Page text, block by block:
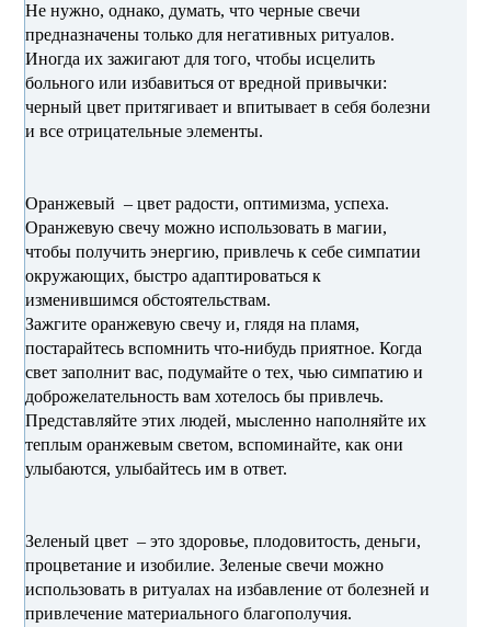
Не нужно, однако, думать, что черные свечи
предназначены только для негативных ритуалов.
Иногда их зажигают для того, чтобы исцелить
больного или избавиться от вредной привычки:
черный цвет притягивает и впитывает в себя болезни
и все отрицательные элементы.
Оранжевый – цвет радости, оптимизма, успеха.
Оранжевую свечу можно использовать в магии,
чтобы получить энергию, привлечь к себе симпатии
окружающих, быстро адаптироваться к
изменившимся обстоятельствам.
Зажгите оранжевую свечу и, глядя на пламя,
постарайтесь вспомнить что-нибудь приятное. Когда
свет заполнит вас, подумайте о тех, чью симпатию и
доброжелательность вам хотелось бы привлечь.
Представляйте этих людей, мысленно наполняйте их
теплым оранжевым светом, вспоминайте, как они
улыбаются, улыбайтесь им в ответ.
Зеленый цвет – это здоровье, плодовитость, деньги,
процветание и изобилие. Зеленые свечи можно
использовать в ритуалах на избавление от болезней и
привлечение материального благополучия.